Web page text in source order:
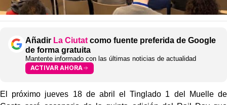
Añadir La Ciutat como fuente preferida de Google
de forma gratuita
Mantente informado con las últimas noticias de actualidad
ACTIVAR AHORA
El próximo jueves 18 de abril el Tinglado 1 del Muelle de